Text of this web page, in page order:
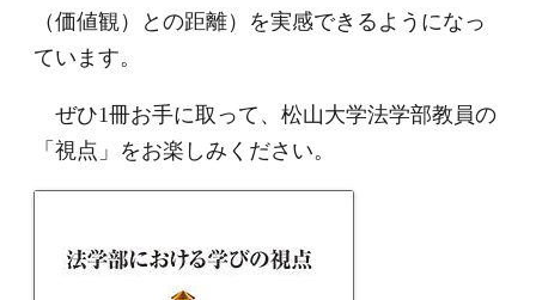
（価値観）との距離）を実感できるようになっ
ています。
ぜひ1冊お手に取って、松山大学法学部教員の
「視点」をお楽しみください。